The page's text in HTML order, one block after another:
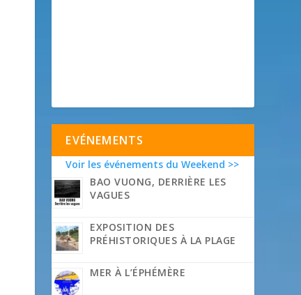
EVÉNEMENTS
Voir les événements du Weekend >>
BAO VUONG, DERRIÈRE LES
VAGUES
EXPOSITION DES
PRÉHISTORIQUES À LA PLAGE
MER À L’ÉPHÉMÈRE